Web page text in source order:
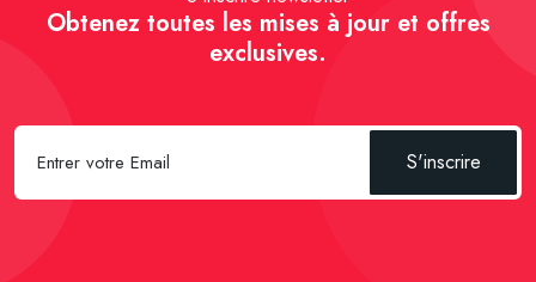
Obtenez toutes les mises à jour et offres
exclusives.
S'inscrire